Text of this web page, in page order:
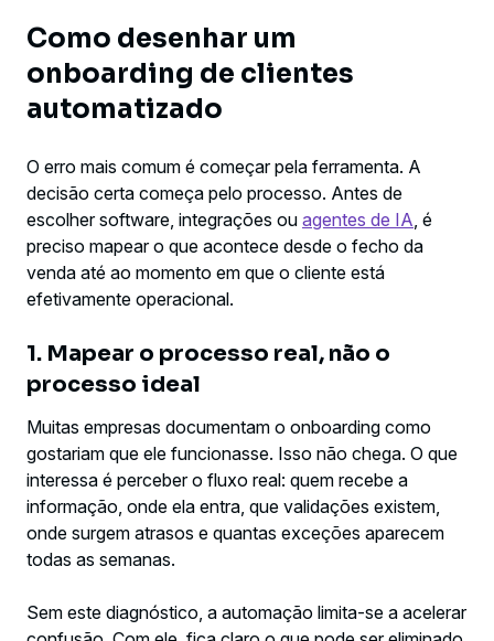
Como desenhar um
onboarding de clientes
automatizado
O erro mais comum é começar pela ferramenta. A
decisão certa começa pelo processo. Antes de
escolher software, integrações ou agentes de IA, é
preciso mapear o que acontece desde o fecho da
venda até ao momento em que o cliente está
efetivamente operacional.
1. Mapear o processo real, não o
processo ideal
Muitas empresas documentam o onboarding como
gostariam que ele funcionasse. Isso não chega. O que
interessa é perceber o fluxo real: quem recebe a
informação, onde ela entra, que validações existem,
onde surgem atrasos e quantas exceções aparecem
todas as semanas.
Sem este diagnóstico, a automação limita-se a acelerar